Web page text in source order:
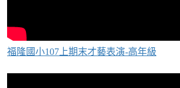
福隆國小107上期末才藝表演-高年級